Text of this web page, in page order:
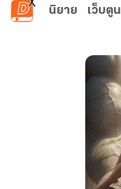
ข้ามไปยังเนื้อหาหลัก
นิยาย เว็บตูน